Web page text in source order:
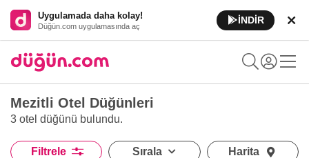
Uygulamada daha kolay!
Düğün.com uygulamasında aç
İNDİR
Mezitli Otel Düğünleri
3 otel düğünü bulundu.
Filtrele Sırala Harita